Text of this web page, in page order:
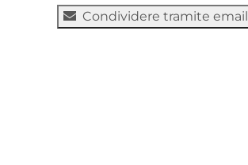
Condividere tramite email